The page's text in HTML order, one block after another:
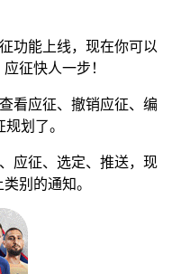
能上线，现在你可以
征快人一步！
应征、撤销应征、编
划了。
征、选定、推送，现
别的通知。